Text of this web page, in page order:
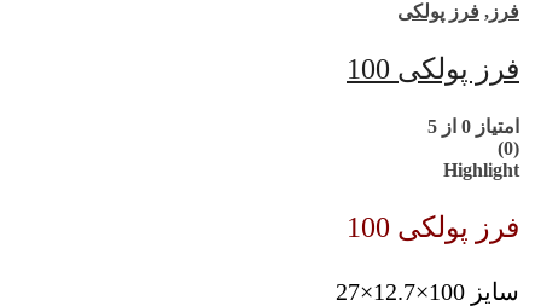
فرز , فرز پولکی
فرز پولکی 100
امتیاز 0 از 5
(0)
Highlight
فرز پولکی 100
سایز 100×12.7×27